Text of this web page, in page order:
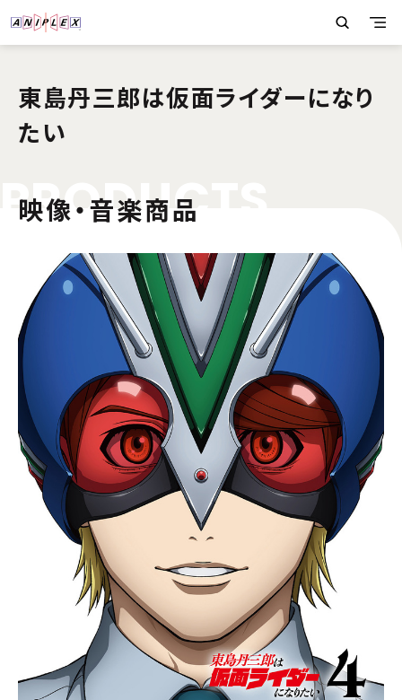
東島丹三郎は仮面ライダーになり
たい
PRODUC
映像・音楽商品